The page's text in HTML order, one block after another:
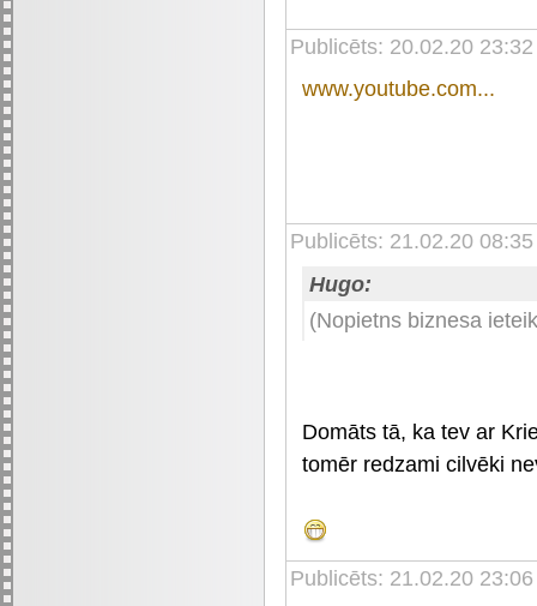
Publicēts: 20.02.20 23:32
www.youtube.com...
Publicēts: 21.02.20 08:35
Hugo:
(Nopietns biznesa
Domāts tā, ka tev ar
tomēr redzami cilvēki
Publicēts: 21.02.20 23:06